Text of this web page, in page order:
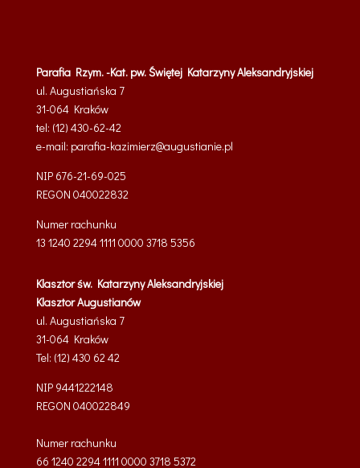
Parafia Rzym. -Kat. pw. Świętej Katarzyny Aleksandryjskiej
ul. Augustiańska 7
31-064 Kraków
tel: (12) 430-62-42
e-mail: parafia-kazimierz@augustianie.pl
NIP 676-21-69-025
REGON 040022832
Numer rachunku
13 1240 2294 1111 0000 3718 5356
Klasztor św. Katarzyny Aleksandryjskiej
Klasztor Augustianów
ul. Augustiańska 7
31-064 Kraków
Tel: (12) 430 62 42
NIP 9441222148
REGON 040022849
Numer rachunku
66 1240 2294 1111 0000 3718 5372